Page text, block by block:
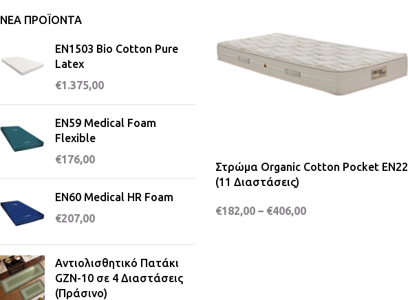
ΝΈΑ ΠΡΟΪΌΝΤΑ
EN1503 Bio Cotton Pure
Latex
€1.375,00
EN59 Medical Foam
Flexible
€176,00
EN60 Medical HR Foam
€207,00
Αντιολισθητικό Πατάκι
GZN-10 σε 4 Διαστάσεις
(Πράσινο)
Στρώμα Organic Cotton Pocket EN22
(11 Διαστάσεις)
€182,00 – €406,00